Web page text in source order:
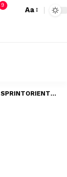
9
Aa
SPRINTORIENTERING-110426W-RO – NRK